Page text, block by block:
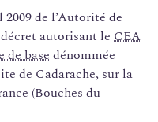
de l’Autorité de
autorisant le CEA
base dénommée
de Cadarache, sur la
(Bouches du